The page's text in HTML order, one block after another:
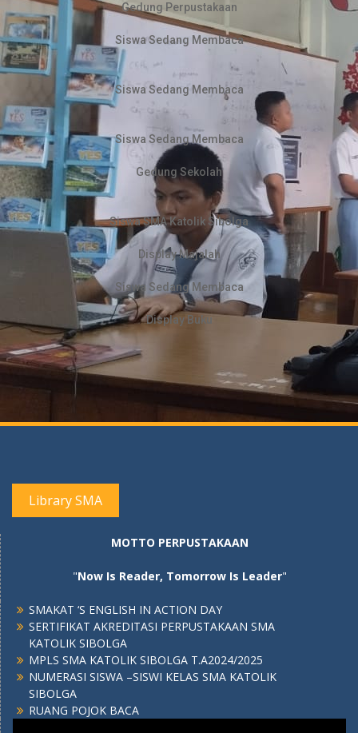
Gedung Perpustakaan
Siswa Sedang Membaca
Siswa Sedang Membaca
Siswa Sedang Membaca
Gedung Sekolah
Siswa SMA Katolik Sibolga
Display Majalah
Siswa Sedang Membaca
Display Buku
Library SMA
MOTTO PERPUSTAKAAN
"Now Is Reader, Tomorrow Is Leader"
SMAKAT ‘S ENGLISH IN ACTION DAY
SERTIFIKAT AKREDITASI PERPUSTAKAAN SMA
KATOLIK SIBOLGA
MPLS SMA KATOLIK SIBOLGA T.A2024/2025
NUMERASI SISWA –SISWI KELAS SMA KATOLIK
SIBOLGA
RUANG POJOK BACA